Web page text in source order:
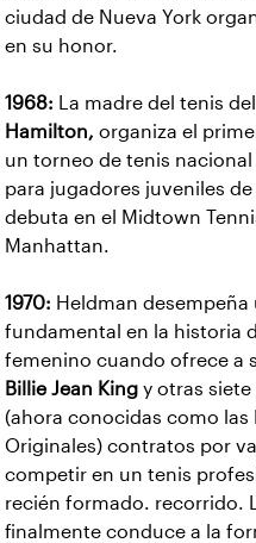
ciudad de Nueva York
en su honor.
1968: La madre del tenis
Hamilton, organiza el
un torneo de tenis nacional
para jugadores juveniles
debuta en el Midtown
Manhattan.
1970: Heldman desempeña
fundamental en la historia
femenino cuando ofrece a
Billie Jean King y otras
(ahora conocidas como las
Originales) contratos por
competir en un tenis
recién formado. recorrido.
finalmente conduce a la